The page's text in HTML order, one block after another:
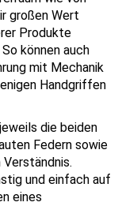
großen Wert
Produkte
können auch
mit Mechanik
Handgriffen
die beiden
Federn sowie
und einfach auf
eines